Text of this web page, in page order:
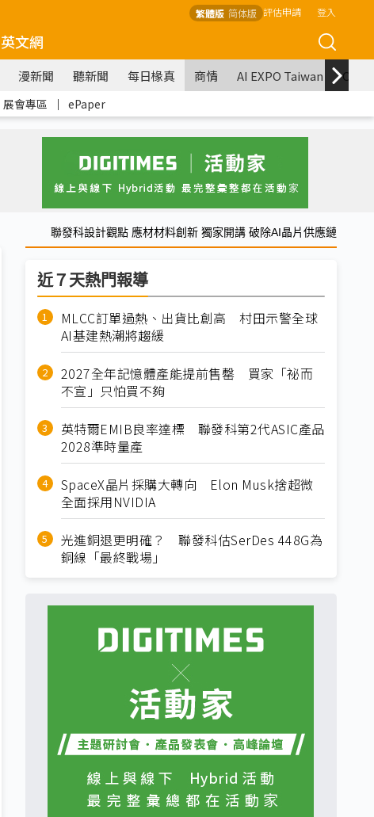
繁體版 简体版 評估申請 登入
英文網
漫新聞 聽新聞 每日椽真 商情 AI EXPO Taiwan
展會專區 ｜ ePaper
聯發科設計觀點 應材材料創新 獨家開講 破除AI晶片供應鏈
近７天熱門報導
MLCC訂單過熱、出貨比創高 村田示警全球
AI基建熱潮將趨緩
2027全年記憶體產能提前售罄 買家「祕而
不宣」只怕買不夠
英特爾EMIB良率達標 聯發科第2代ASIC產品
2028準時量產
SpaceX晶片採購大轉向 Elon Musk捨超微
全面採用NVIDIA
光進銅退更明確？ 聯發科估SerDes 448G為
銅線「最終戰場」